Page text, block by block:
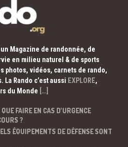
un Magazine de randonnée, de
en milieu naturel & de sports
photos, vidéos, carnets de rando,
Rando c’est aussi EXPLORE,
du Monde […]
FAIRE EN CAS D’URGENCE
?
ÉQUIPEMENTS DE DÉFENSE SONT